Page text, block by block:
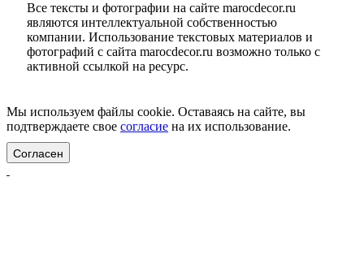
Все тексты и фотографии на сайте marocdecor.ru
являются интеллектуальной собственностью
компании. Использование текстовых материалов и
фотографий с сайта marocdecor.ru возможно только с
активной ссылкой на ресурс.
Мы используем файлы cookie. Оставаясь на сайте, вы
подтверждаете свое согласие на их использование.
Согласен